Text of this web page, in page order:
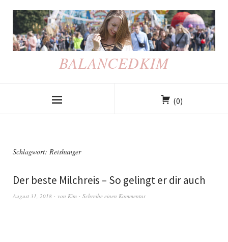
BALANCEDKIM
(0)
Schlagwort: Reishunger
Der beste Milchreis – So gelingt er dir auch
August 31, 2018 von Kim Schreibe einen Kommentar